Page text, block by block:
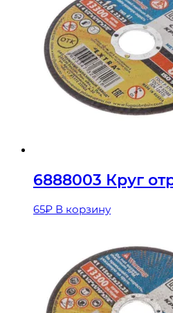
6888003 Круг
65₽ В корзину